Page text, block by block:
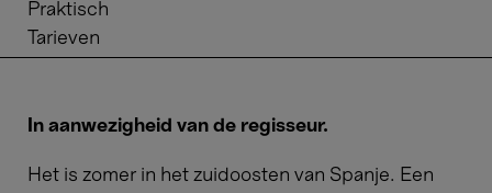
Praktisch
Tarieven
In aanwezigheid van de regisseur.
Het is zomer in het zuidoosten van Spanje. Een